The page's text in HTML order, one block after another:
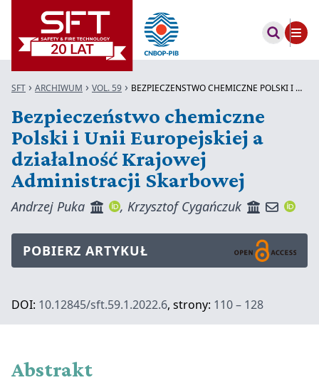
SFT ARCHIWUM VOL. 59 BEZPIECZEŃSTWO CHEMICZNE POLSKI I UNI...
Bezpieczeństwo chemiczne
Polski i Unii Europejskiej a
działalność Krajowej
Administracji Skarbowej
Andrzej Puka , Krzysztof Cygańczuk
POBIERZ ARTYKUŁ
DOI: 10.12845/sft.59.1.2022.6, strony: 110 – 128
Abstrakt